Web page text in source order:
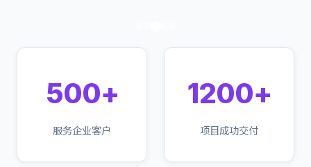
500+
服务企业客户
1200+
项目成功交付